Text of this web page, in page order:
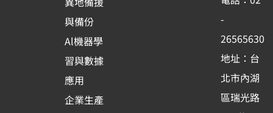
與備份
Al機器學
習與數據
應用
企業生產
o
k
-
s
q
u
e
i
n
-
26565630
地址：台
北市內湖
區瑞光路